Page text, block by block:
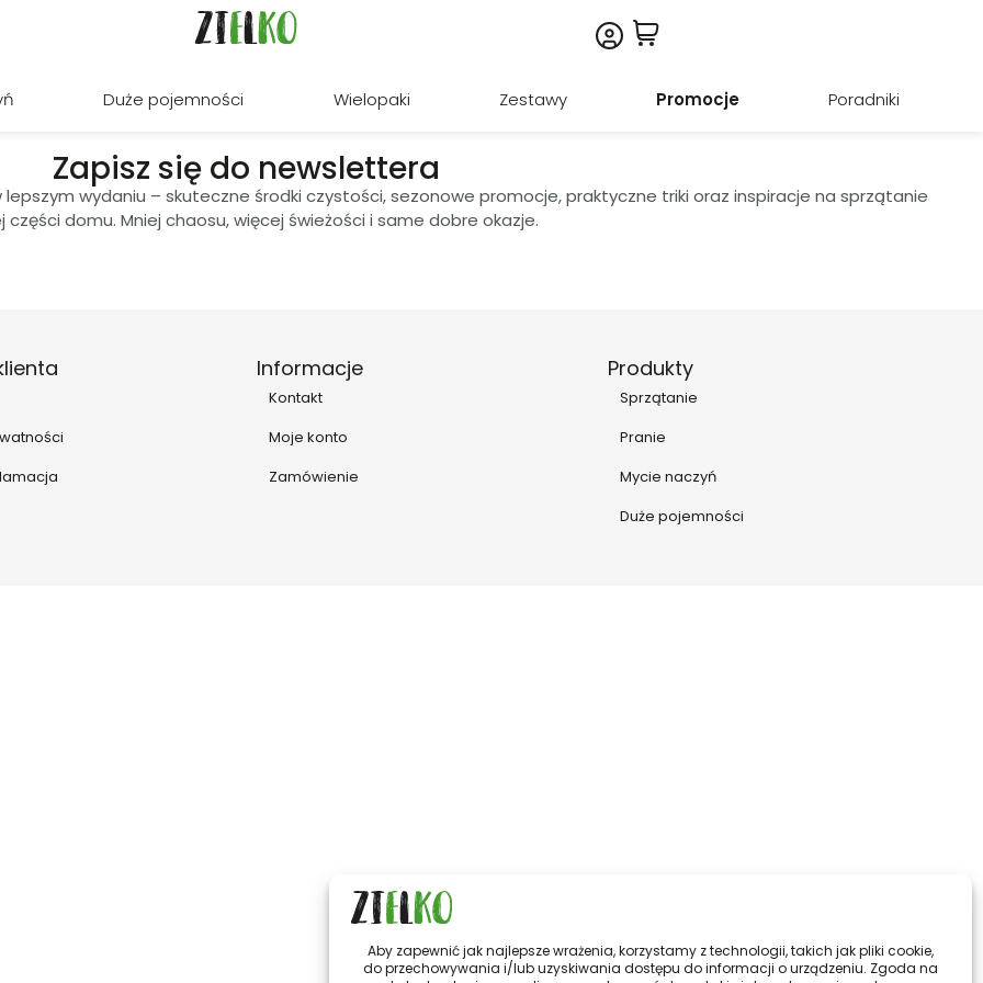
Duże pojemności Wielopaki Zestawy Promocje Poradniki
Zapisz się do newslettera
wydaniu – skuteczne środki czystości, sezonowe promocje, praktyczne triki oraz inspiracje na sprzątanie
części domu. Mniej chaosu, więcej świeżości i same dobre okazje.
Informacje
Kontakt
Moje konto
Zamówienie
Produkty
Sprzątanie
Pranie
Mycie naczyń
Duże pojemności